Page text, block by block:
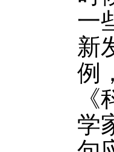
一
新
例
学